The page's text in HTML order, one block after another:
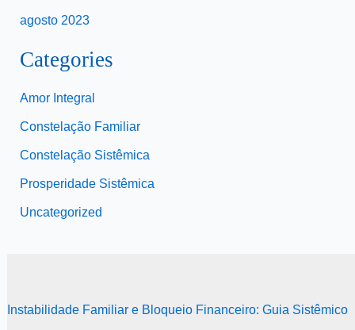
agosto 2023
Categories
Amor Integral
Constelação Familiar
Constelação Sistêmica
Prosperidade Sistêmica
Uncategorized
Instabilidade Familiar e Bloqueio Financeiro: Guia Sistêmico